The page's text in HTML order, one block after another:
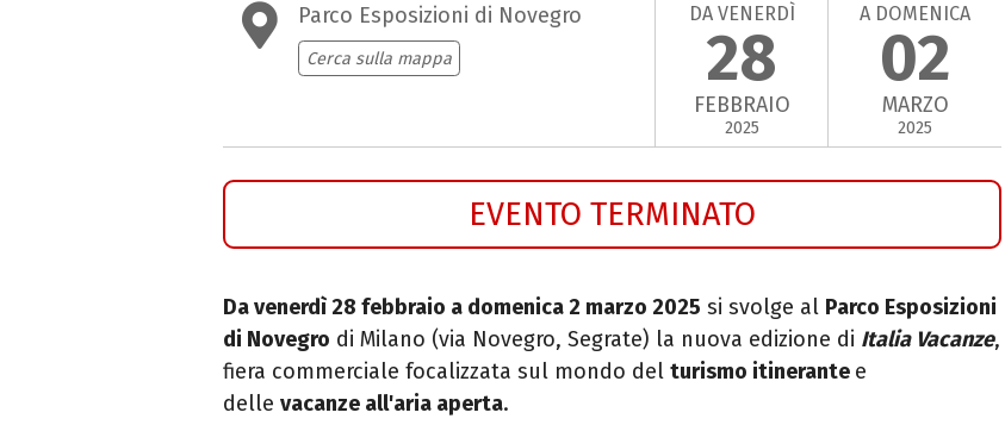
Parco Esposizioni di Novegro
Cerca sulla mappa
DA VENERDÌ
28
FEBBRAIO
2025
A DOMENICA
02
MARZO
2025
EVENTO TERMINATO
Da venerdì 28 febbraio a domenica 2 marzo 2025 si svolge al Parco Esposizioni
di Novegro di Milano (via Novegro, Segrate) la nuova edizione di Italia Vacanze,
fiera commerciale focalizzata sul mondo del turismo itinerante e
delle vacanze all'aria aperta.